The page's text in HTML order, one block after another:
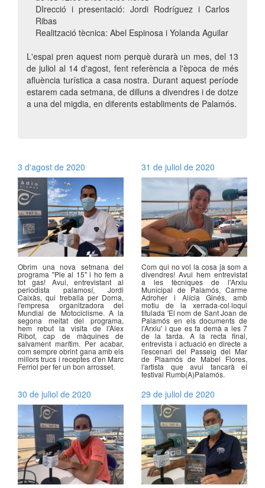
DIrecció i presentació: Jordi Rodríguez i Carlos
Ribas
Realització tècnica: Abel Espinosa i Yolanda Aguilar
L'espai pren aquest nom perquè durarà un mes, del 13
de juliol al 14 d'agost, fent referència a l'època de més
afluència turística a casa nostra. Durant aquest període
estarem cada setmana, de dilluns a divendres i de dotze
a una del migdia, en diferents establiments de Palamós.
3 d'agost de 2020
Obrim una nova setmana del
programa "Ple al 15" i ho fem a
tot gas! Avui, entrevistant al
periodista palamosí, Jordi
Caixàs, qui treballa per Dorna,
l'empresa organitzadora del
Mundial de Motociclisme. A la
segona meitat del programa,
hem rebut la visita de l'Àlex
Ribot, cap de màquines de
salvament marítim. Per acabar,
com sempre obrint gana amb els
millors trucs i receptes d'en Marc
Ferriol per fer un bon arrosset.
31 de juliol de 2020
Com qui no vol la cosa ja som a
divendres! Avui hem entrevistat
a les tècniques de l'Arxiu
Municipal de Palamós, Carme
Adroher i Alícia Ginés, amb
motiu de la xerrada-col·loqui
titulada 'El nom de Sant Joan de
Palamós en els documents de
l'Arxiu' i que es fa demà a les 7
de la tarda. A la recta final,
entrevista i actuació en directe a
l'escenari del Passeig del Mar
de Plaamós de Mabel Flores,
l'artista que avui tancarà el
festival Rumb(A)Palamós.
30 de juliol de 2020 29 de juliol de 2020